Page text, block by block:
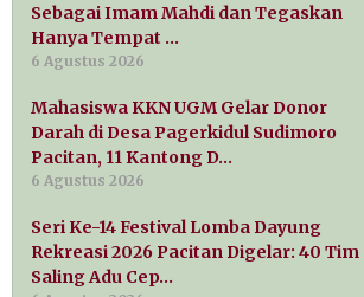
Sebagai Imam Mahdi dan Tegaskan
Hanya Tempat …
6 Agustus 2026
Mahasiswa KKN UGM Gelar Donor
Darah di Desa Pagerkidul Sudimoro
Pacitan, 11 Kantong D…
6 Agustus 2026
Seri Ke-14 Festival Lomba Dayung
Rekreasi 2026 Pacitan Digelar: 40 Tim
Saling Adu Cep…